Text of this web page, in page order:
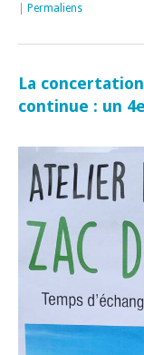
Permaliens
La
continue : un